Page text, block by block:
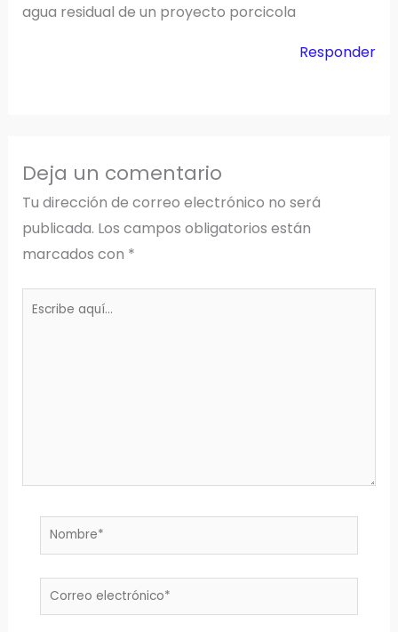
agua residual de un proyecto porcicola
Responder
Deja un comentario
Tu dirección de correo electrónico no será
publicada. Los campos obligatorios están
marcados con *
Escribe
Nombre*
Correo
electrónico*